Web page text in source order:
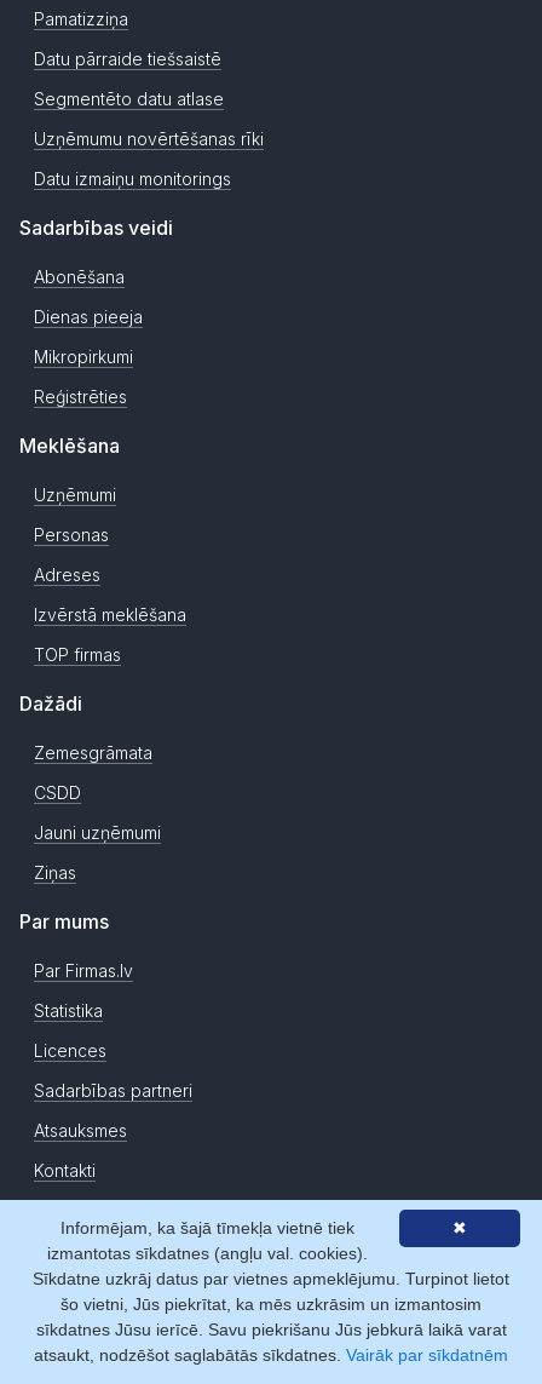
Pamatizziņa
Datu pārraide tiešsaistē
Segmentēto datu atlase
Uzņēmumu novērtēšanas rīki
Datu izmaiņu monitorings
Sadarbības veidi
Abonēšana
Dienas pieeja
Mikropirkumi
Reģistrēties
Meklēšana
Uzņēmumi
Personas
Adreses
Izvērstā meklēšana
TOP firmas
Dažādi
Zemesgrāmata
CSDD
Jauni uzņēmumi
Ziņas
Par mums
Par Firmas.lv
Statistika
Licences
Sadarbības partneri
Atsauksmes
Kontakti
Copyright © Firmas.lv 2007-2026. Firmas.lv ir Latvijas Republikas
Uzņēmumu Reģistra datu atkalizmantotājs. Informācijas avoti:
Uzņēmumu reģistra datu bāzes, Komercreģistrs, Maksātnespējas
reģistrs, Komercķīlu reģistrs, ZL uzņēmumu faktisko datu reģistrs, u.c..
Informācijai ir izziņas raksturs, un tai nav juridiska spēka. Sistēmas
lietotājs apņemas ievērot Fizisko personu datu aizsardzības likumu un
Autortiesību likumu. Firmas.lv nenes atbildību par darbībām vai
✖
Informējam, ka šajā tīmekļa vietnē tiek
izmantotas sīkdatnes (angļu val. cookies).
Sīkdatne uzkrāj datus par vietnes apmeklējumu. Turpinot lietot
šo vietni, Jūs piekrītat, ka mēs uzkrāsim un izmantosim
sīkdatnes Jūsu ierīcē. Savu piekrišanu Jūs jebkurā laikā varat
atsaukt, nodzēšot saglabātās sīkdatnes. Vairāk par sīkdatnēm